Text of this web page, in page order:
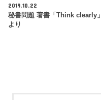
2019.10.22
秘書問題 著書「Think clearly」
より